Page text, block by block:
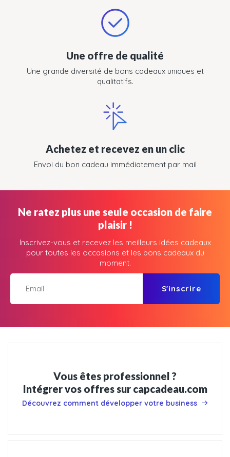
Une offre de qualité
Une grande diversité de bons cadeaux uniques et
qualitatifs.
Achetez et recevez en un clic
Envoi du bon cadeau immédiatement par mail
Ne ratez plus une seule occasion de faire
plaisir !
Inscrivez-vous et recevez les meilleurs idées cadeaux
pour toutes les occasions et les bons cadeaux du
moment.
S'inscrire
Vous êtes professionnel ?
Intégrer vos offres sur capcadeau.com
Découvrez comment développer votre business